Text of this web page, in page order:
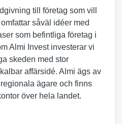
till företag som vill
såväl idéer med
som befintliga företag i
Almi Invest investerar vi
skeden med stor
affärsidé. Almi ägs av
ägare och finns
över hela landet.